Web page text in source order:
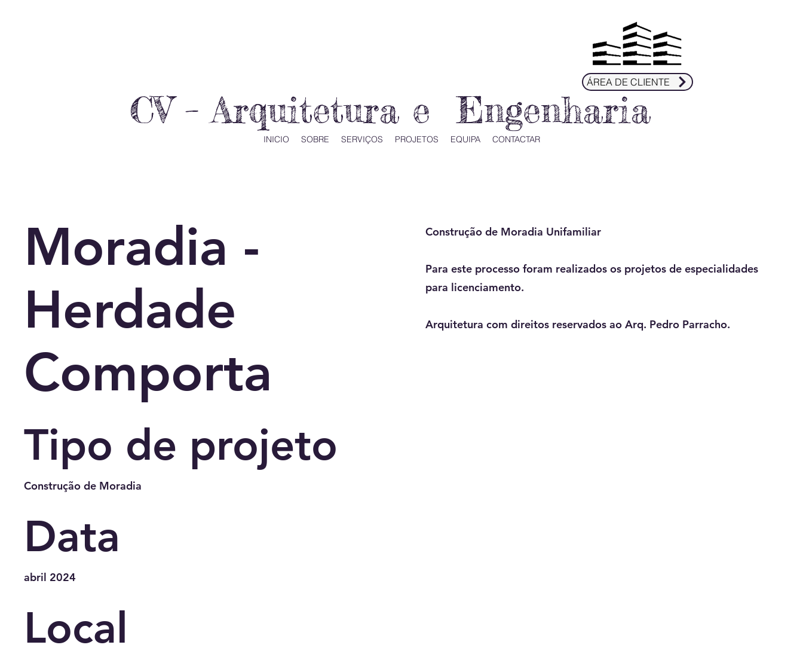
CV – Arquitetura e Engenharia
ÁREA DE CLIENTE
INICIO SOBRE SERVIÇOS PROJETOS EQUIPA CONTACTAR
Moradia -
Herdade
Comporta
Tipo de projeto
Construção de Moradia
Data
abril 2024
Local
Construção de Moradia Unifamiliar
Para este processo foram realizados os projetos de especialidades
para licenciamento.
Arquitetura com direitos reservados ao Arq. Pedro Parracho.